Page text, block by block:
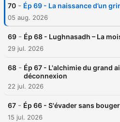
70 - Ép 69 - La naissance d’un
05 aug. 2026
69 - Ép 68 - Lughnasadh – La
29 jul. 2026
68 - Ép 67 - L'alchimie du grand
déconnexion
22 jul. 2026
67 - Ép 66 - S'évader sans
15 jul. 2026